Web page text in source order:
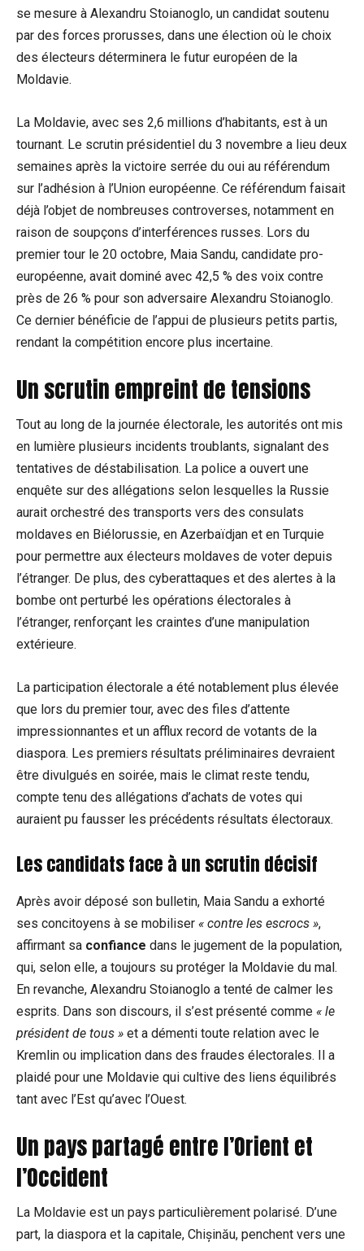
se mesure à Alexandru Stoianoglo, un candidat soutenu
par des forces prorusses, dans une élection où le choix
des électeurs déterminera le futur européen de la
Moldavie.
La Moldavie, avec ses 2,6 millions d’habitants, est à un
tournant. Le scrutin présidentiel du 3 novembre a lieu deux
semaines après la victoire serrée du oui au référendum
sur l’adhésion à l’Union européenne. Ce référendum faisait
déjà l’objet de nombreuses controverses, notamment en
raison de soupçons d’interférences russes. Lors du
premier tour le 20 octobre, Maia Sandu, candidate pro-
européenne, avait dominé avec 42,5 % des voix contre
près de 26 % pour son adversaire Alexandru Stoianoglo.
Ce dernier bénéficie de l’appui de plusieurs petits partis,
rendant la compétition encore plus incertaine.
Un scrutin empreint de tensions
Tout au long de la journée électorale, les autorités ont mis
en lumière plusieurs incidents troublants, signalant des
tentatives de déstabilisation. La police a ouvert une
enquête sur des allégations selon lesquelles la Russie
aurait orchestré des transports vers des consulats
moldaves en Biélorussie, en Azerbaïdjan et en Turquie
pour permettre aux électeurs moldaves de voter depuis
l’étranger. De plus, des cyberattaques et des alertes à la
bombe ont perturbé les opérations électorales à
l’étranger, renforçant les craintes d’une manipulation
extérieure.
La participation électorale a été notablement plus élevée
que lors du premier tour, avec des files d’attente
impressionnantes et un afflux record de votants de la
diaspora. Les premiers résultats préliminaires devraient
être divulgués en soirée, mais le climat reste tendu,
compte tenu des allégations d’achats de votes qui
auraient pu fausser les précédents résultats électoraux.
Les candidats face à un scrutin décisif
Après avoir déposé son bulletin, Maia Sandu a exhorté
ses concitoyens à se mobiliser « contre les escrocs »,
affirmant sa confiance dans le jugement de la population,
qui, selon elle, a toujours su protéger la Moldavie du mal.
En revanche, Alexandru Stoianoglo a tenté de calmer les
esprits. Dans son discours, il s’est présenté comme « le
président de tous » et a démenti toute relation avec le
Kremlin ou implication dans des fraudes électorales. Il a
plaidé pour une Moldavie qui cultive des liens équilibrés
tant avec l’Est qu’avec l’Ouest.
Un pays partagé entre l’Orient et
l’Occident
La Moldavie est un pays particulièrement polarisé. D’une
part, la diaspora et la capitale, Chișinău, penchent vers une